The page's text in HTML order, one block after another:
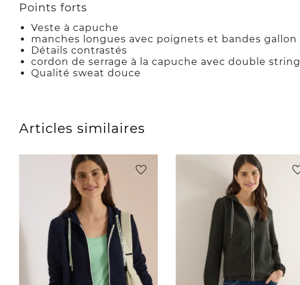
Points forts
Veste à capuche
manches longues avec poignets et bandes gallon
Détails contrastés
cordon de serrage à la capuche avec double string
Qualité sweat douce
Articles similaires